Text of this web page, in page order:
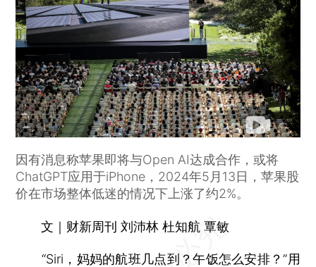
因有消息称苹果即将与Open AI达成合作，或将
ChatGPT应用于iPhone，2024年5月13日，苹果股
价在市场整体低迷的情况下上涨了约2%。
文｜财新周刊 刘沛林 杜知航 覃敏
“Siri，妈妈的航班几点到？午饭怎么安排？”用